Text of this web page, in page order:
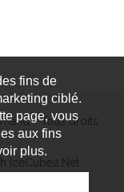
- Tous droits
IceCube2.Net
fins de
ciblé.
page, vous
aux fins
plus.